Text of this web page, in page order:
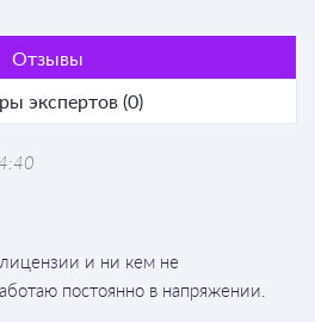
Отзывы
экспертов (0)
и ни кем не
постоянно в напряжении.